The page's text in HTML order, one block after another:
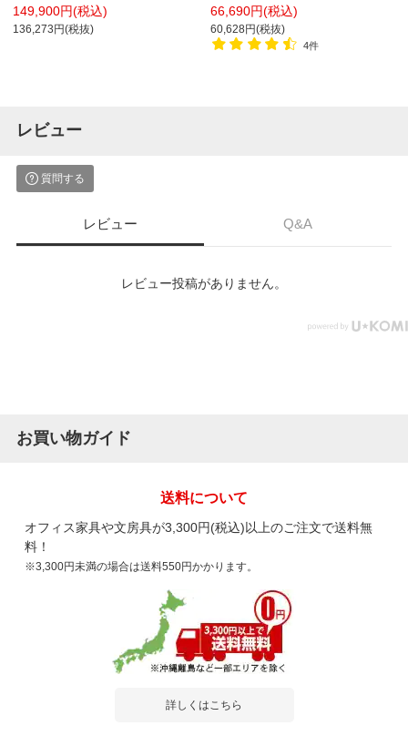
チェア シーガル/カーボンメタリック
固定アーム 418A000SC-F2
149,900円(税込)
136,273円(税抜)
クロス張り ブラックフレーム Black
frame 背3Dニット アジャスタブルアー
ム 可動ランバーサポート 435A00BA
66,690円(税込)
60,628円(税抜)
4件
レビュー
質問する
レビュー Q&A
レビュー投稿がありません。
お買い物ガイド
送料について
オフィス家具や文房具が3,300円(税込)以上のご注文で送料無
料！
※3,300円未満の場合は送料550円かかります。
詳しくはこちら